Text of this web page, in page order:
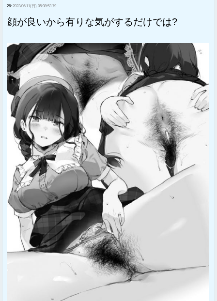
26: 2023/06/11(日) 05:38:53.79
顔が良いから有りな気がするだけでは?